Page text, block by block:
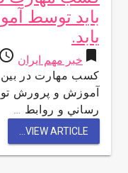
بايد توسط
يابد.
bookmark خبر مهم ایران access_time
كسب مهارت در بين
آموزش و پرورش
رساني و روابط …
VIEW ARTICLE...